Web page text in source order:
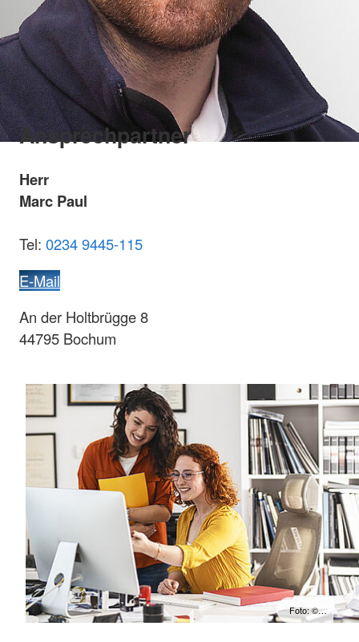
Ansprechpartner
Herr
Marc Paul
Tel: 0234 9445-115
E-Mail
An der Holtbrügge 8
44795 Bochum
Foto: ©…